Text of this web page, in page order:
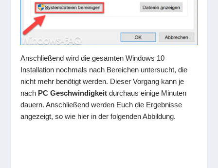
Anschließend wird die gesamten Windows 10
Installation nochmals nach Bereichen untersucht, die
nicht mehr benötigt werden. Dieser Vorgang kann je
nach PC Geschwindigkeit durchaus einige Minuten
dauern. Anschließend werden Euch die Ergebnisse
angezeigt, so wie hier in der folgenden Abbildung.